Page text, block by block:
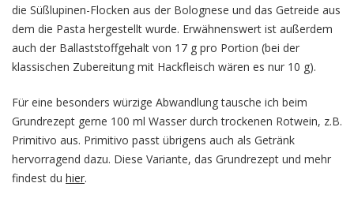
die Süßlupinen-Flocken aus der Bolognese und das Getreide aus
dem die Pasta hergestellt wurde. Erwähnenswert ist außerdem
auch der Ballaststoffgehalt von 17 g pro Portion (bei der
klassischen Zubereitung mit Hackfleisch wären es nur 10 g).
Für eine besonders würzige Abwandlung tausche ich beim
Grundrezept gerne 100 ml Wasser durch trockenen Rotwein, z.B.
Primitivo aus. Primitivo passt übrigens auch als Getränk
hervorragend dazu. Diese Variante, das Grundrezept und mehr
findest du hier.